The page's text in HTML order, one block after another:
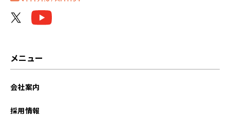
メニュー
会社案内
採用情報